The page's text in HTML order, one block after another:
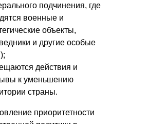
подчинения, где
военные и
объекты,
и другие особые
действия и
к уменьшению
страны.
приоритетности